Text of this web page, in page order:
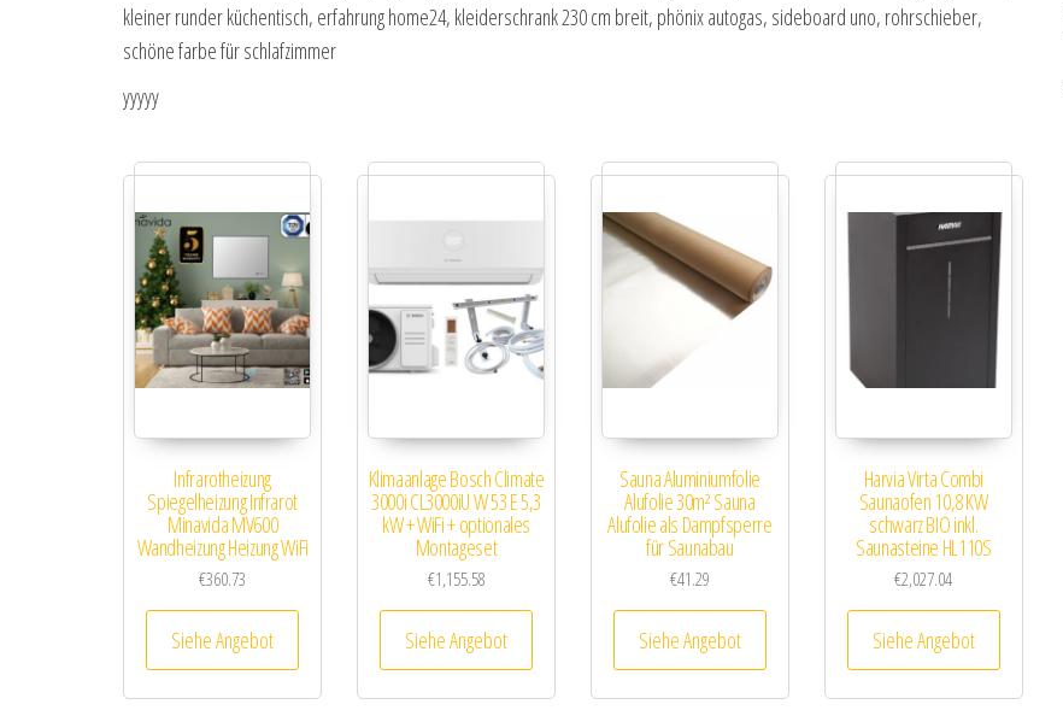
kleiner runder küchentisch, erfahrung home24, kleiderschrank 230 cm breit, phönix autogas, sideboard uno, rohrschieber,
schöne farbe für schlafzimmer
yyyyy
Infrarotheizung
Spiegelheizung Infrarot
Minavida MV600
Wandheizung Heizung WiFi
€360.73
Siehe Angebot
Klimaanlage Bosch Climate
3000i CL3000iU W 53 E 5,3
kW + WiFi + optionales
Montageset
€1,155.58
Siehe Angebot
Sauna Aluminiumfolie
Alufolie 30m² Sauna
Alufolie als Dampfsperre
für Saunabau
€41.29
Siehe Angebot
Harvia Virta Combi
Saunaofen 10,8 KW
schwarz BIO inkl.
Saunasteine HL110S
€2,027.04
Siehe Angebot